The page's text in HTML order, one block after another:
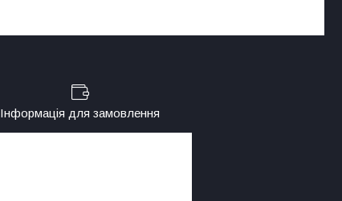
Інформація для замовлення